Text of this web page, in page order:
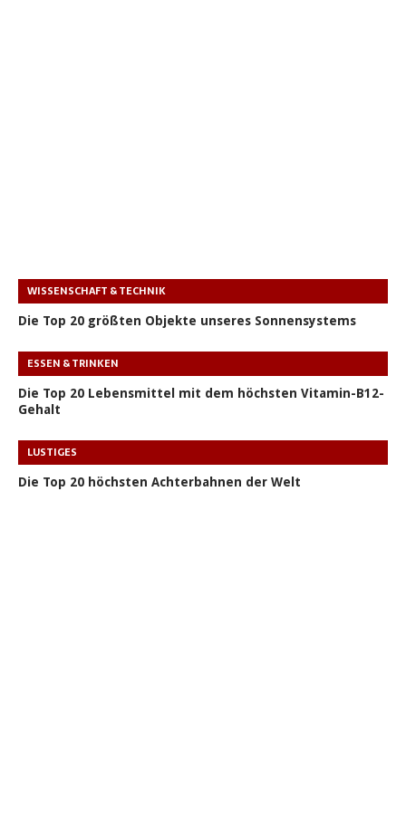
WISSENSCHAFT & TECHNIK
Die Top 20 größten Objekte unseres Sonnensystems
ESSEN & TRINKEN
Die Top 20 Lebensmittel mit dem höchsten Vitamin-B12-
Gehalt
LUSTIGES
Die Top 20 höchsten Achterbahnen der Welt